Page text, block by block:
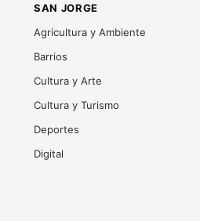
SAN JORGE
Agricultura y Ambiente
Barrios
Cultura y Arte
Cultura y Turismo
Deportes
Digital